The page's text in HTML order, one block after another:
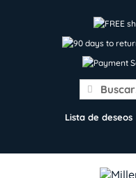
Search
for:
Lista de deseos